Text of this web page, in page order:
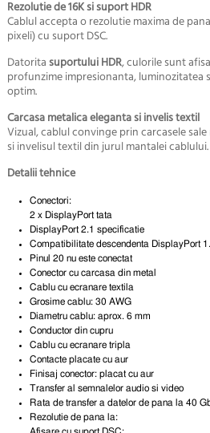
Rezolutie de 16K si suport HDR
Cablul accepta o rezolutie maxima de
pixeli) cu suport DSC.
Datoritasuportului HDR, culorile sunt
profunzime impresionanta,
optim.
Carcasa metalica eleganta si invelis textil
Vizual, cablul convinge prin carcasele
si invelisul textil din jurul mantalei cablului.
Detalii tehnice
Conectori:
2 x DisplayPort tata
DisplayPort 2.1 specificatie
Compatibilitate descendenta DisplayPort
Pinul 20 nu este conectat
Conector cu carcasa din metal
Cablu cu ecranare textila
Grosime cablu: 30 AWG
Diametru cablu: aprox. 6 mm
Conductor din cupru
Cablu cu ecranare tripla
Contacte placate cu aur
Finisaj conector: placat cu aur
Transfer al semnalelor audio si video
Rata de transfer a datelor de pana la 40
Rezolutie de pana la: